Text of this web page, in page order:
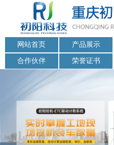
网站首页 产品展示
合作伙伴 荣誉证书